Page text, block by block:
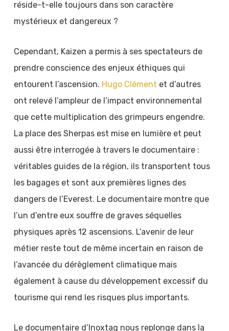
réside-t-elle toujours dans son caractère
mystérieux et dangereux ?
Cependant, Kaizen a permis à ses spectateurs de
prendre conscience des enjeux éthiques qui
entourent l’ascension. Hugo Clément et d’autres
ont relevé l’ampleur de l’impact environnemental
que cette multiplication des grimpeurs engendre.
La place des Sherpas est mise en lumière et peut
aussi être interrogée à travers le documentaire :
véritables guides de la région, ils transportent tous
les bagages et sont aux premières lignes des
dangers de l’Everest. Le documentaire montre que
l’un d’entre eux souffre de graves séquelles
physiques après 12 ascensions. L’avenir de leur
métier reste tout de même incertain en raison de
l’avancée du dérèglement climatique mais
également à cause du développement excessif du
tourisme qui rend les risques plus importants.
Le documentaire d’Inoxtag nous replonge dans la